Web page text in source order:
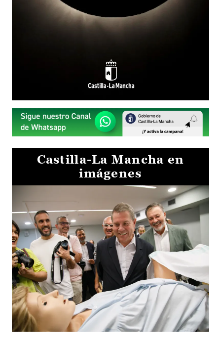
Castilla-La Mancha en
imágenes